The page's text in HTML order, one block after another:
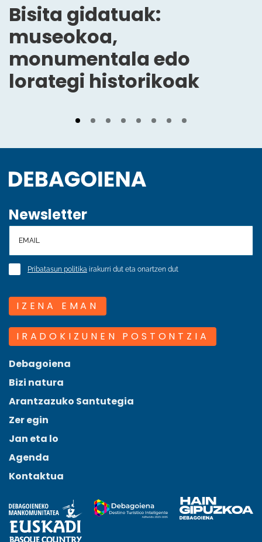
Bisita gidatuak:
museokoa,
monumentala edo
lorategi historikoak
Newsletter
Pribatasun politika irakurri dut eta onartzen dut
IZENA EMAN
IRADOKIZUNEN POSTONTZIA
Debagoiena
Bizi natura
Arantzazuko Santutegia
Zer egin
Jan eta lo
Agenda
Kontaktua